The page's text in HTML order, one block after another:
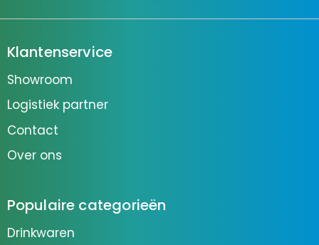
Klantenservice
Showroom
Logistiek partner
Contact
Over ons
Populaire categorieën
Drinkwaren